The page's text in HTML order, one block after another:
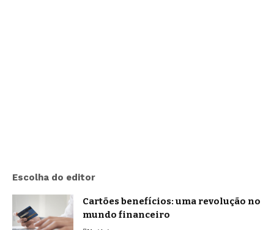
Escolha do editor
Cartões benefícios: uma revolução no
mundo financeiro